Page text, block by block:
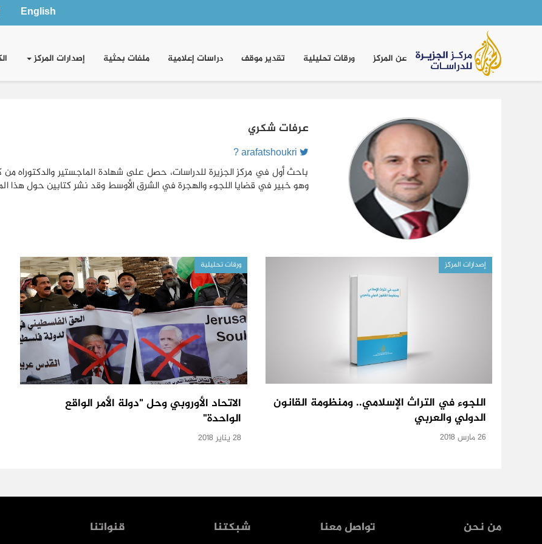
English
Main
navigation عن المركز ورقات تحليلية تقدير موقف دراسات إعلامية ملفات بحثية إصدارات المركز
عرفات شكري
وهو خبير في قضايا اللجوء والهجرة في الشرق الأوسط وقد نشر كتابين حول هذا
إصدارات المركز
اللجوء في التراث الإسلامي.. ومنظومة القانون
الدولي والعربي
26 مارس 2018
ورقات تحليلية
الاتحاد الأوروبي وحل "دولة الأمر الواقع
الواحدة"
28 يناير 2018
من نحن تواصل معنا شبكتنا قنواتنا